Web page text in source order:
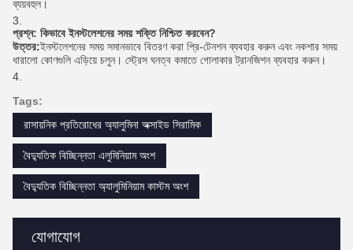
যোগাযোগ
ব্যয়বহুল।
প্রশ্ন: কিভাবে ইনস্টলেশনের সময় শক্তি নিশ্চিত করবেন?
উত্তর:ইনস্টলেশনের সময় সমানভাবে বিতরণ করা প্রি-টেনশন ব্যবহার করুন এবং নকশার সময়
ধারালো কোণগুলি এড়িয়ে চলুন। স্ট্রেস ঘনত্ব কমাতে গোলাকার ট্রানজিশন ব্যবহার করুন।
Tags:
রাসায়নিক প্রতিরোধের অ্যালুমিনা অক্সাইড সিরামিক
বৈদ্যুতিক বিচ্ছিন্নতা এলুমিনিয়াম অংশ
বৈদ্যুতিক বিচ্ছিন্নতা অ্যালুমিনিয়াম কাস্টম অংশ